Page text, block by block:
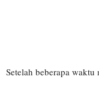
Setelah beberapa